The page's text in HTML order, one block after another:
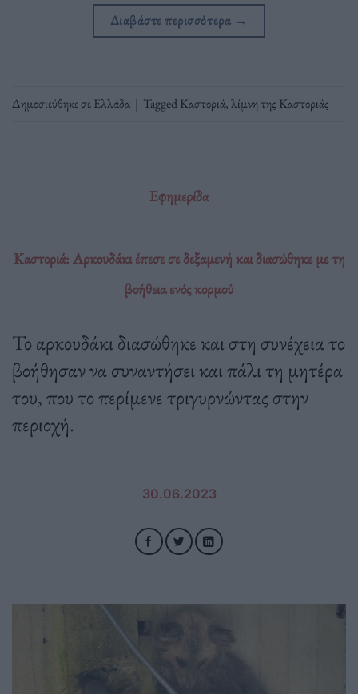
Διαβάστε περισσότερα →
Δημοσιεύθηκε σεΕλλάδα | TaggedΚαστοριά,λίμνη της Καστοριάς
Εφημερίδα
Καστοριά: Αρκουδάκι έπεσε σε δεξαμενή και διασώθηκε με τη
βοήθεια ενός κορμού
Το αρκουδάκι διασώθηκε και στη συνέχεια το
βοήθησαν να συναντήσει και πάλι τη μητέρα
του, που το περίμενε τριγυρνώντας στην
περιοχή.
30.06.2023